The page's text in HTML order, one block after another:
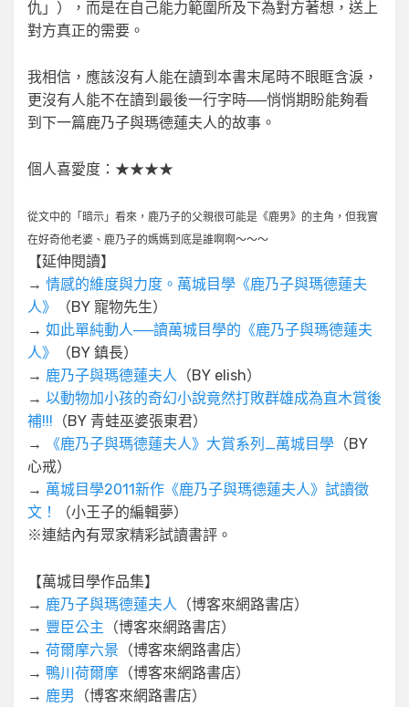
仇」），而是在自己能力範圍所及下為對方著想，送上
對方真正的需要。
我相信，應該沒有人能在讀到本書末尾時不眼眶含淚，
更沒有人能不在讀到最後一行字時──悄悄期盼能夠看
到下一篇鹿乃子與瑪德蓮夫人的故事。
個人喜愛度：★★★★
從文中的「暗示」看來，鹿乃子的父親很可能是《鹿男》的主角，但我實
在好奇他老婆、鹿乃子的媽媽到底是誰啊啊～～～
【延伸閱讀】
→ 情感的維度與力度。萬城目學《鹿乃子與瑪德蓮夫
人》
（BY 寵物先生）
→ 如此單純動人──讀萬城目學的《鹿乃子與瑪德蓮夫
人》
（BY 鎮長）
→ 鹿乃子與瑪德蓮夫人
（BY elish）
→ 以動物加小孩的奇幻小說竟然打敗群雄成為直木賞後
補!!! （BY 青蛙巫婆張東君）
→
《鹿乃子與瑪德蓮夫人》大賞系列_萬城目學 （BY
心戒）
→ 萬城目學2011新作《鹿乃子與瑪德蓮夫人》試讀徵
文！
（小王子的編輯夢）
※連結內有眾家精彩試讀書評。
【萬城目學作品集】
→ 鹿乃子與瑪德蓮夫人
（博客來網路書店）
→ 豐臣公主 （博客來網路書店）
→ 荷爾摩六景 （博客來網路書店）
→ 鴨川荷爾摩 （博客來網路書店）
→ 鹿男 （博客來網路書店）